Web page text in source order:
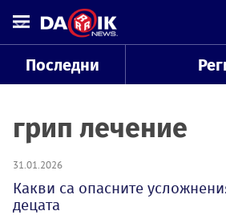
Последни
грип лечение
31.01.2026
Какви са опасните
децата